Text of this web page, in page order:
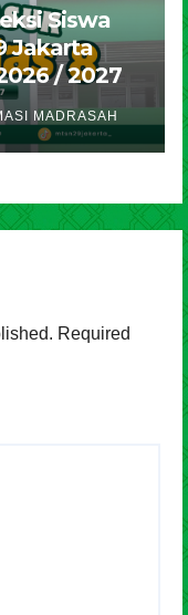
Siswa
Jakarta
/ 2027
MADRASAH
Required